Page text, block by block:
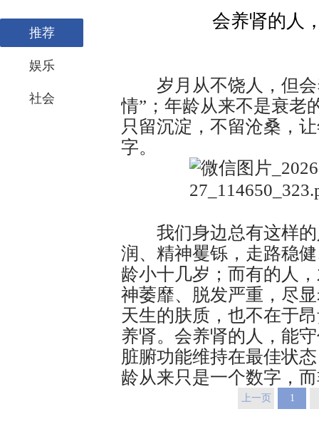
推荐
娱乐
社会
会养肾的人
岁月从不饶人，但会
情”；年龄从来不是衰老
只留沉淀，不留沧桑，
字。
我们身边总有这样的
润、精神矍铄，走路稳
龄小十几岁；而有的人
神萎靡、脱发严重，尽
天生的肤质，也不在于
养肾。会养肾的人，能
脏腑功能维持在最佳状
龄从来只是一个数字，
上一页 1